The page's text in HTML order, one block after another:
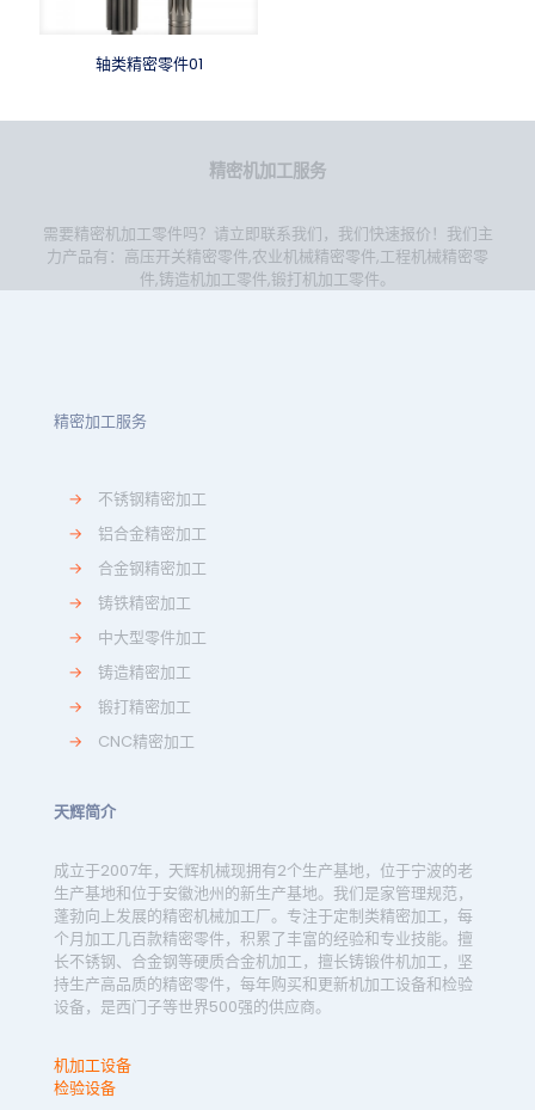
轴类精密零件01
精密机加工服务
需要精密机加工零件吗？请立即联系我们，我们快速报价！我们主
力产品有： 高压开关精密零件,农业机械精密零件,工程机械精密零
件,铸造机加工零件,锻打机加工零件。
精密加工服务
→
不锈钢精密加工
→
铝合金精密加工
→
合金钢精密加工
→
铸铁精密加工
→
中大型零件加工
→
铸造精密加工
→
锻打精密加工
→
CNC精密加工
天辉简介
成立于2007年，天辉机械现拥有2个生产基地，位于宁波的老
生产基地和位于安徽池州的新生产基地。我们是家管理规范，
蓬勃向上发展的精密机械加工厂。专注于定制类精密加工，每
个月加工几百款精密零件，积累了丰富的经验和专业技能。擅
长不锈钢、合金钢等硬质合金机加工，擅长铸锻件机加工，坚
持生产高品质的精密零件，每年购买和更新机加工设备和检验
设备，是西门子等世界500强的供应商。
机加工设备
检验设备